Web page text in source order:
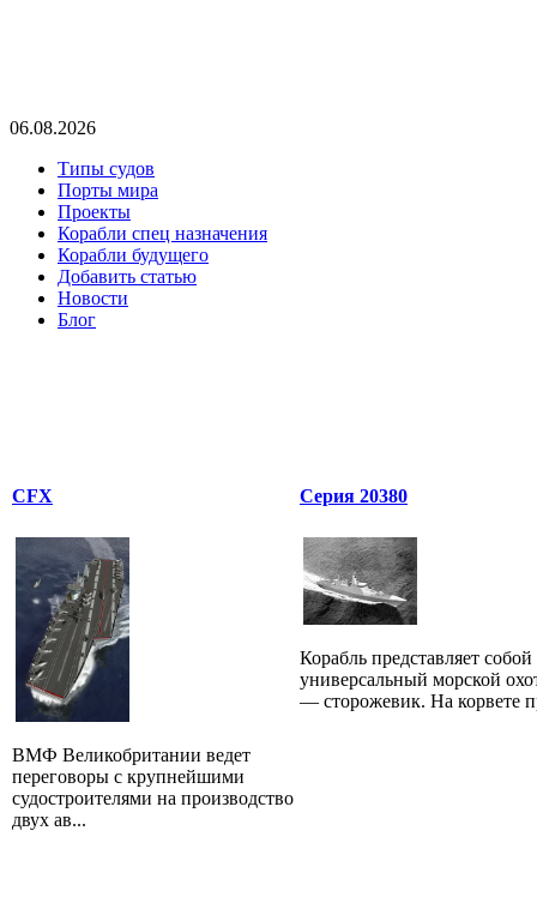
06.08.2026
Типы судов
Порты мира
Проекты
Корабли спец назначения
Корабли будущего
Добавить статью
Новости
Блог
CFX
ВМФ Великобритании ведет
переговоры с крупнейшими
судостроителями на производство
двух ав...
Серия 20380
Корабль представляет собой
универсальный морской
— сторожевик. На корвете